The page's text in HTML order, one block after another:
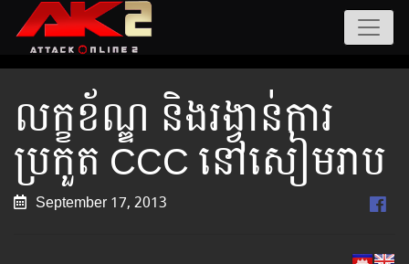
លក្ខខ័ណ្ឌ និងរង្វាន់ការ​
ប្រកួត CCC នៅសៀមរាប
September 17, 2013